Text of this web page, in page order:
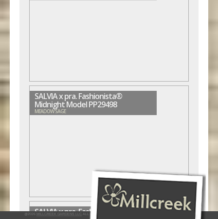
SALVIA x pra. Fashionista®
Midnight Model PP29498
MEADOW SAGE
SALVIA x pra. Fashionista® Moulin
@2026 MILLCREEK GARDENS LLC ALL RIGHTS RESERVED